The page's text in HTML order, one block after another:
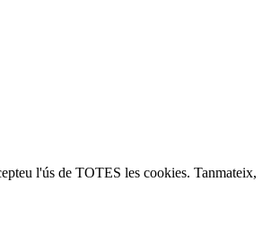
l'ús de TOTES les cookies. Tanmateix,